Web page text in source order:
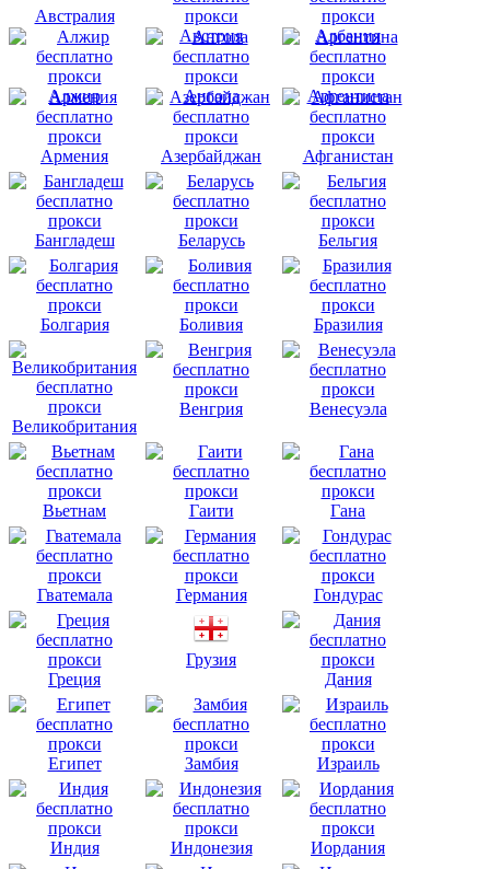
Австралия
Австрия
Албания
Алжир Ангола Аргентина
Армения Азербайджан Афганистан
Бангладеш Беларусь Бельгия
Болгария Боливия Бразилия
Великобритания
Венгрия Венесуэла
Вьетнам Гаити Гана
Гватемала Германия Гондурас
Греция
Грузия
Дания
Египет Замбия Израиль
Индия Индонезия Иордания